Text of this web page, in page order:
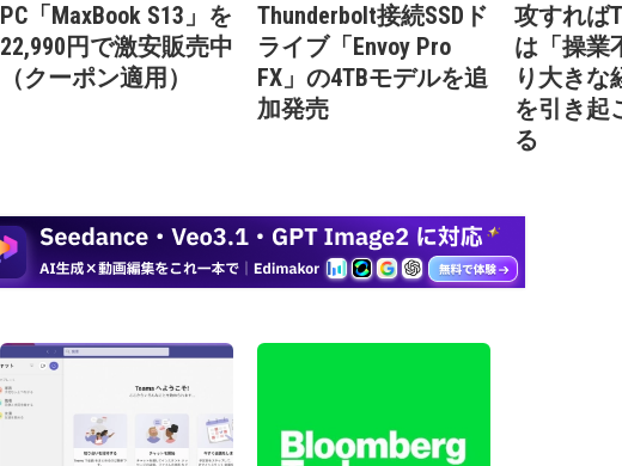
PC「MaxBook S13」を
22,990円で激安販売中
（クーポン適用）
Thunderbolt接続SSDド
ライブ「Envoy Pro
FX」の4TBモデルを追
加発売
攻すれば
は「操業
り大きな
を引き起
る